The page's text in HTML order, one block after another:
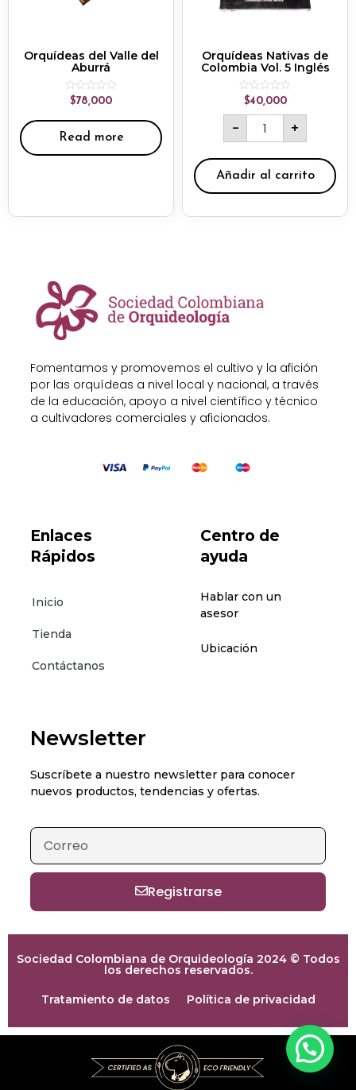
Orquídeas del Valle del
Aburrá
Rated
5
$78,000
Read more
Orquídeas Nativas de
Colombia Vol. 5 Inglés
Rated
out
$40,000
- +
Añadir al carrito
Fomentamos y promovemos el cultivo y la afición
por las orquídeas a nivel local y nacional, a través
de la educación, apoyo a nivel científico y técnico
a cultivadores comerciales y aficionados.
Enlaces
Rápidos
Inicio
Tienda
Contáctanos
Centro de
ayuda
Hablar con un
asesor
Ubicación
Newsletter
Suscríbete a nuestro newsletter para conocer
nuevos productos, tendencias y ofertas.
Registrarse
Sociedad Colombiana de Orquideología 2024 © Todos
los derechos reservados.
Tratamiento de datos Política de privacidad